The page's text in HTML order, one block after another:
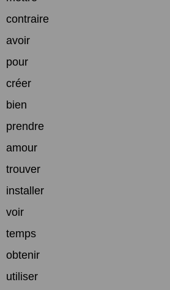
contraire
avoir
pour
créer
bien
prendre
amour
trouver
installer
voir
temps
obtenir
utiliser